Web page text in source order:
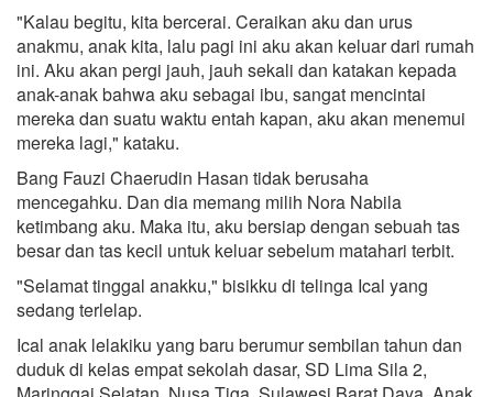
"Kalau begitu, kita bercerai. Ceraikan aku dan urus
anakmu, anak kita, lalu pagi ini aku akan keluar dari rumah
ini. Aku akan pergi jauh, jauh sekali dan katakan kepada
anak-anak bahwa aku sebagai ibu, sangat mencintai
mereka dan suatu waktu entah kapan, aku akan menemui
mereka lagi," kataku.
Bang Fauzi Chaerudin Hasan tidak berusaha
mencegahku. Dan dia memang milih Nora Nabila
ketimbang aku. Maka itu, aku bersiap dengan sebuah tas
besar dan tas kecil untuk keluar sebelum matahari terbit.
"Selamat tinggal anakku," bisikku di telinga Ical yang
sedang terlelap.
Ical anak lelakiku yang baru berumur sembilan tahun dan
duduk di kelas empat sekolah dasar, SD Lima Sila 2,